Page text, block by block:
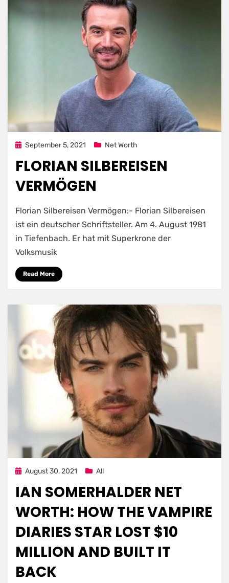
Posted
September 5, 2021 Net Worth
FLORIAN SILBEREISEN
VERMÖGEN
Florian Silbereisen Vermögen:- Florian Silbereisen
ist ein deutscher Schriftsteller. Am 4. August 1981
in Tiefenbach. Er hat mit Superkrone der
Volksmusik
Read More
Posted
August 30, 2021 All
IAN SOMERHALDER NET
WORTH: HOW THE VAMPIRE
DIARIES STAR LOST $10
MILLION AND BUILT IT
BACK